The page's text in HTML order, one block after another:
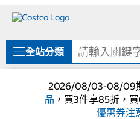
單
全站分類
2026/08/03-08/09
品 ，買3件享85折，
優惠券注